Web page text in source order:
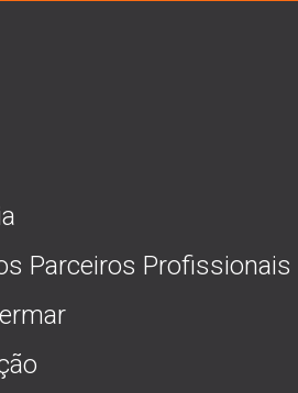
Parceiros Profissionais